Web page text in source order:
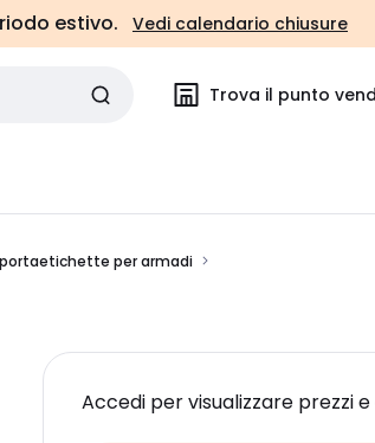
estivo. Vedi calendario chiusure
Trova il punto
per armadi
Accedi per visualizzare prezzi